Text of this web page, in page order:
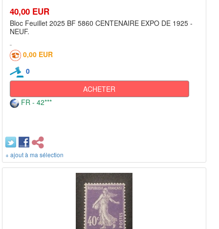
40,00 EUR
Bloc Feuillet 2025 BF 5860 CENTENAIRE EXPO DE 1925 -
NEUF.
0,00 EUR
0
ACHETER
FR - 42***
+ ajout à ma sélection